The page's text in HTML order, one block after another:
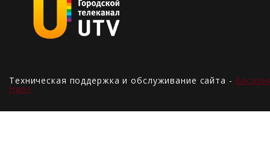
Техническая поддержка и обслуживание сайта -
Нарт